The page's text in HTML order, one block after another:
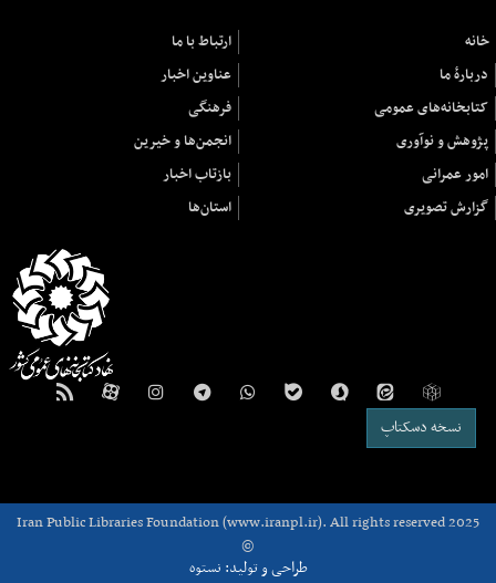
خانه
ارتباط با ما
دربارهٔ ما
عناوین اخبار
کتابخانه‌های عمومی
فرهنگی
پژوهش و نوآوری
انجمن‌ها و خیرین
امور عمرانی
بازتاب اخبار
گزارش تصویری
استان‌ها
نسخه دسکتاپ
Iran Public Libraries Foundation (www.iranpl.ir). All rights reserved 2025
©
طراحی و تولید: نستوه